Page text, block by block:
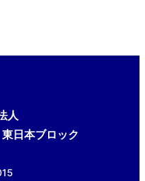
人
日本ブロック